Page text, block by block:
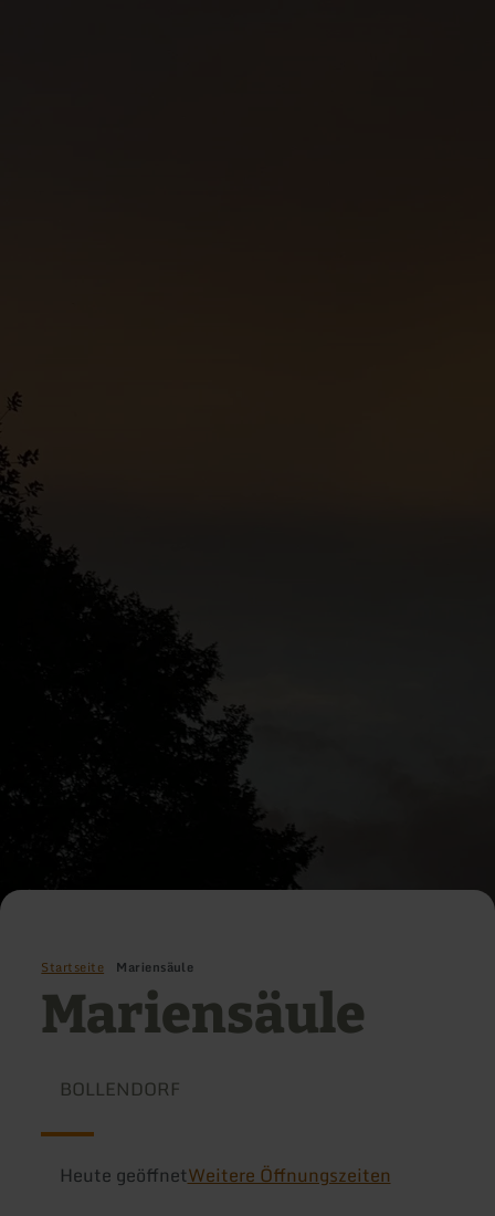
Startseite Mariensäule
Mariensäule
BOLLENDORF
Heute geöffnetWeitere Öffnungszeiten